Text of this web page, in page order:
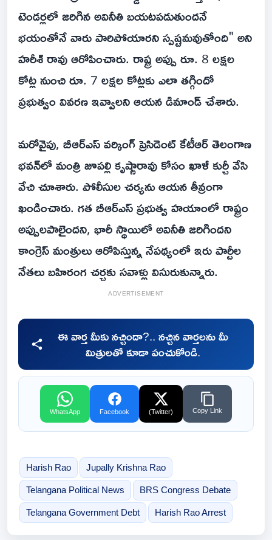
టెండర్లలో జరిగిన అవినీతి బయటపడుతుందనే
భయంతోనే వారు పారిపోయారని స్పష్టమవుతోంది" అని
హరీశ్ రావు ఆరోపించారు. రాష్ట్ర అప్పు రూ. 8 లక్షల
కోట్ల నుంచి రూ. 7 లక్షల కోట్లకు ఎలా తగ్గిందో
ప్రభుత్వం వివరణ ఇవ్వాలని ఆయన డిమాండ్ చేశారు.
మరోవైపు, బీఆర్ఎస్ వర్కింగ్ ప్రెసిడెంట్ కేటీఆర్ తెలంగాణ
భవన్‌లో మంత్రి జూపల్లి కృష్ణారావు కోసం ఖాళీ కుర్చీ వేసి
వేచి చూశారు. పోలీసుల చర్యను ఆయన తీవ్రంగా
ఖండించారు. గత బీఆర్ఎస్ ప్రభుత్వ హయాంలో రాష్ట్రం
అప్పులపాలైందని, భారీ స్థాయిలో అవినీతి జరిగిందని
కాంగ్రెస్ మంత్రులు ఆరోపిస్తున్న నేపథ్యంలో ఇరు పార్టీల
నేతలు బహిరంగ చర్చకు సవాళ్లు విసురుకున్నారు.
ADVERTISEMENT
ఈ వార్త మీకు నచ్చిందా?.. నచ్చిన వార్తలను మీ
మిత్రులతో కూడా పంచుకోండి.
WhatsApp Facebook (Twitter) Copy Link
Harish Rao Jupally Krishna Rao
Telangana Political News BRS Congress Debate
Telangana Government Debt Harish Rao Arrest